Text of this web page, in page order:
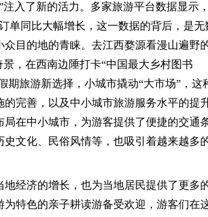
入了新的活力。多家旅游平台数据显示
单同比大幅增长，这一数据的背后，是无
目的地的青睐。去江西婺源看漫山遍野
，在西南边陲打卡“中国最大乡村图书
旅游新选择，小城市撬动“大市场”，这
完善，以及中小城市旅游服务水平的提升
在中小城市，为游客提供了便捷的交通
文化、民俗风情等，也吸引着越来越多
经济的增长，也为当地居民提供了更多
特色的亲子耕读游备受欢迎，游客们在